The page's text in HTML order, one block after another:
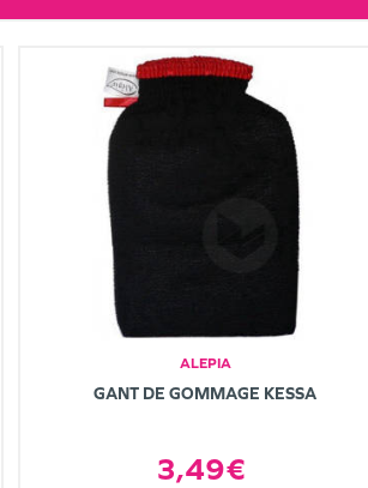
ALEPIA
GANT DE GOMMAGE KESSA
3,49€